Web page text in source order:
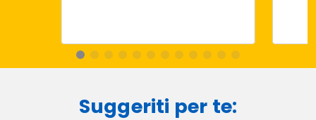
Suggeriti per te: